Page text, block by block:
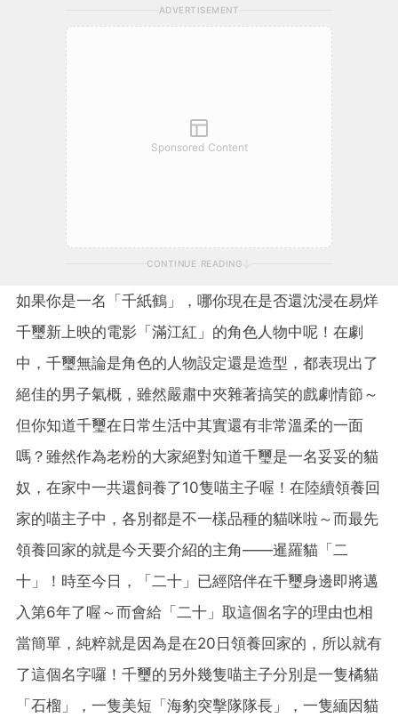
ADVERTISEMENT
Sponsored Content
CONTINUE READING
如果你是一名「千紙鶴」，哪你現在是否還沈浸在易烊
千璽新上映的電影「滿江紅」的角色人物中呢！在劇
中，千璽無論是角色的人物設定還是造型，都表現出了
絕佳的男子氣概，雖然嚴肅中夾雜著搞笑的戲劇情節～
但你知道千璽在日常生活中其實還有非常溫柔的一面
嗎？雖然作為老粉的大家絕對知道千璽是一名妥妥的貓
奴，在家中一共還飼養了10隻喵主子喔！在陸續領養回
家的喵主子中，各別都是不一樣品種的貓咪啦～而最先
領養回家的就是今天要介紹的主角——暹羅貓「二
十」！時至今日，「二十」已經陪伴在千璽身邊即將邁
入第6年了喔～而會給「二十」取這個名字的理由也相
當簡單，純粹就是因為是在20日領養回家的，所以就有
了這個名字囉！千璽的另外幾隻喵主子分別是一隻橘貓
「石榴」，一隻美短「海豹突擊隊隊長」，一隻緬因貓